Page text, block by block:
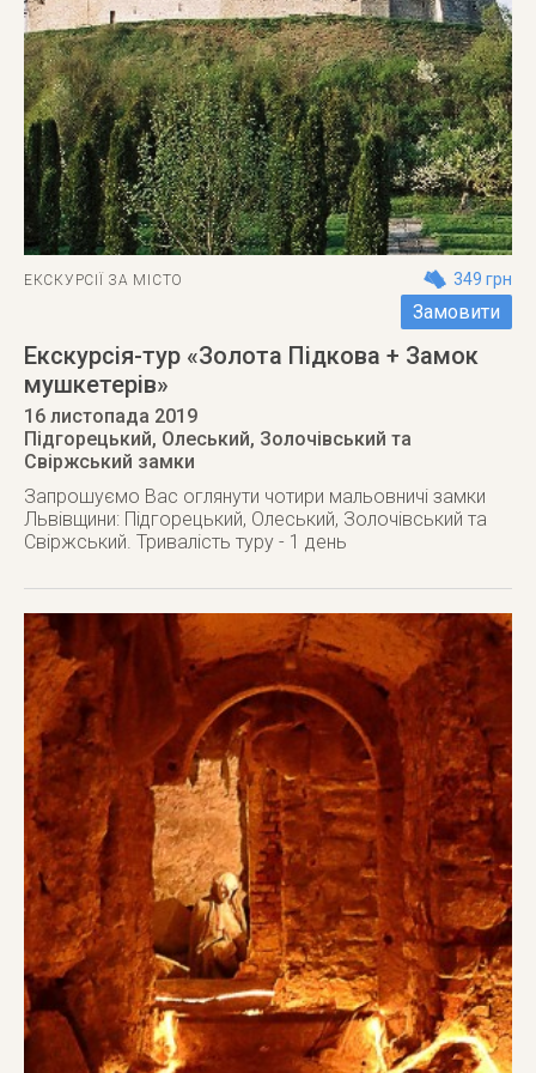
ЕКСКУРСІЇ ЗА МІСТО 349 грн
Замовити
Екскурсія-тур «Золота Підкова + Замок
мушкетерів»
16 листопада 2019
Підгорецький, Олеський, Золочівський та
Свіржський замки
Запрошуємо Вас оглянути чотири мальовничі замки
Львівщини: Підгорецький, Олеський, Золочівський та
Свіржський. Тривалість туру - 1 день